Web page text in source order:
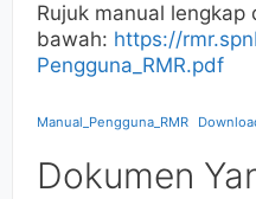
Rujuk manual lengkap
bawah: https://
Pengguna_RMR.pdf
Manual_Pengguna_RMR
Dokumen